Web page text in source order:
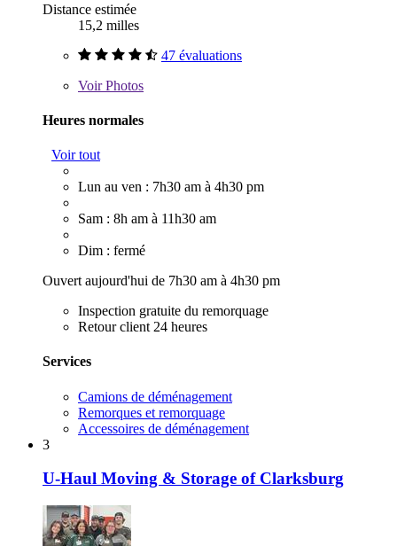
Distance estimée
15,2 milles
47 évaluations
VoirPhotos
Heures normales
Voir tout
Lun au ven : 7h30 am à 4h30 pm
Sam : 8h am à 11h30 am
Dim : fermé
Ouvert aujourd'hui de 7h30 am à 4h30 pm
Inspection gratuite du remorquage
Retour client 24 heures
Services
Camions de déménagement
Remorques et remorquage
Accessoires de déménagement
3
U-Haul Moving & Storage of Clarksburg